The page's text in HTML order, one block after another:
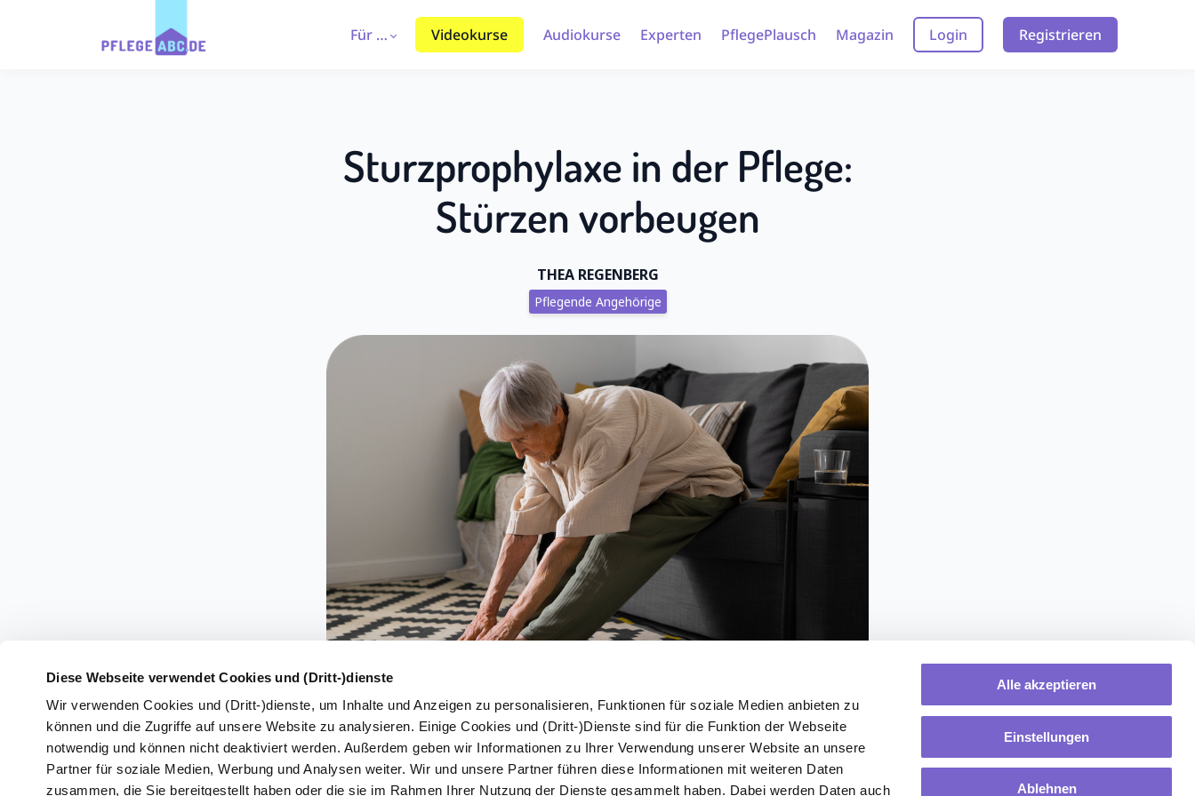
Diese Webseite verwendet Cookies und (Dritt-)dienste
Wir verwenden Cookies und (Dritt-)dienste, um Inhalte und Anzeigen zu personalisieren, Funktionen für soziale Medien anbieten zu
können und die Zugriffe auf unsere Website zu analysieren. Einige Cookies und (Dritt-)Dienste sind für die Funktion der Webseite
notwendig und können nicht deaktiviert werden. Außerdem geben wir Informationen zu Ihrer Verwendung unserer Website an unsere
Partner für soziale Medien, Werbung und Analysen weiter. Wir und unsere Partner führen diese Informationen mit weiteren Daten
zusammen, die Sie bereitgestellt haben oder die sie im Rahmen Ihrer Nutzung der Dienste gesammelt haben. Dabei werden Daten auch
Alle akzeptieren
Einstellungen
Ablehnen
Für … Videokurse Audiokurse Experten PflegePlausch Magazin Login Registrieren
Sturzprophylaxe in der Pflege:
Stürzen vorbeugen
THEA REGENBERG
Pflegende Angehörige